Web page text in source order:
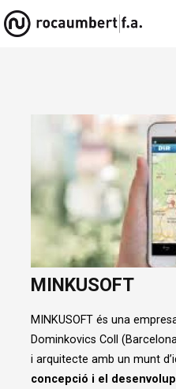
Diapositiva 1 de 1
MINKUSOFT
MINKUSOFT és una
Dominkovics Coll
i arquitecte amb un munt
concepció i el